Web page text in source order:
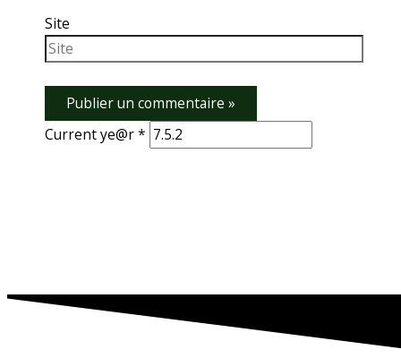
Site
Current ye@r*